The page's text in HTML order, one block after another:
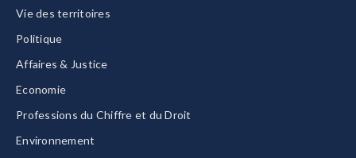
Vie des territoires
Politique
Affaires & Justice
Economie
Professions du Chiffre et du Droit
Environnement